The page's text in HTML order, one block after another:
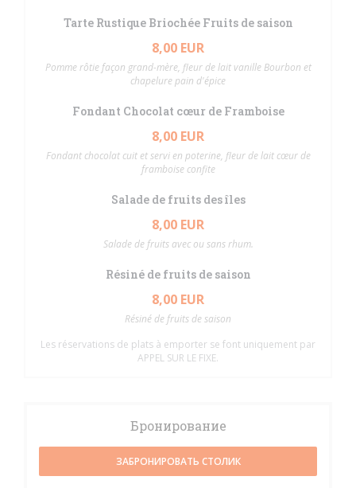
Tarte Rustique Briochée Fruits de saison
8,00 EUR
Pomme rôtie façon grand-mère, fleur de lait vanille Bourbon et
chapelure pain d'épice
Fondant Chocolat cœur de Framboise
8,00 EUR
Fondant chocolat cuit et servi en poterine, fleur de lait cœur de
framboise confite
Salade de fruits des îles
8,00 EUR
Salade de fruits avec ou sans rhum.
Résiné de fruits de saison
8,00 EUR
Résiné de fruits de saison
Les réservations de plats à emporter se font uniquement par
APPEL SUR LE FIXE.
Бронирование
ЗАБРОНИРОВАТЬ СТОЛИК